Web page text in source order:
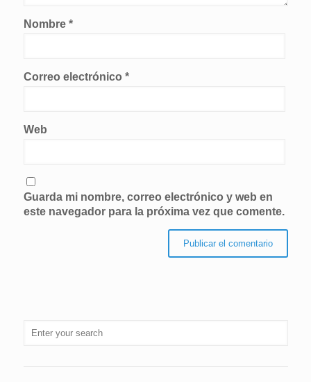
Nombre *
Correo electrónico *
Web
Guarda mi nombre, correo electrónico y web en
este navegador para la próxima vez que comente.